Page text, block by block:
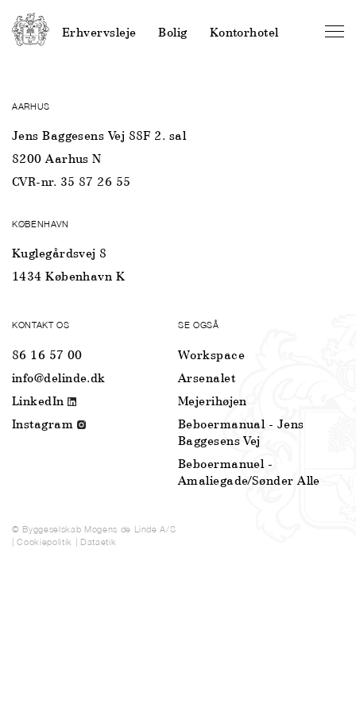
AARHUS
Jens Baggesens Vej 88F 2. sal
8200 Aarhus N
CVR-nr. 35 87 26 55
KØBENHAVN
Kuglegårdsvej 8
1434 København K
KONTAKT OS
86 16 57 00
info@delinde.dk
LinkedIn
Instagram
SE OGSÅ
Workspace
Arsenalet
Mejerihøjen
Beboermanual - Jens
Baggesens Vej
Beboermanuel -
Amaliegade/Sønder Alle
© Byggeselskab Mogens de Linde A/S
|Cookiepolitik | Dataetik
Erhvervsleje Bolig Kontorhotel